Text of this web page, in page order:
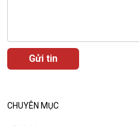
CHUYÊN MỤC